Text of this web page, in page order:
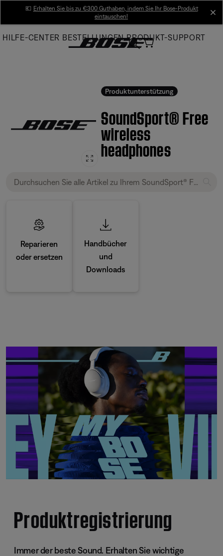
Main
💶 Erhalten Sie bis zu €300 Guthaben, indem Sie Ihr Bose-Produkt
eintauschen!
HILFE-CENTER BESTELLUNGEN PRODUKT-SUPPORT
Produktunterstützung
SoundSport® Free
wireless
headphones
Reparieren
oder ersetzen
Handbücher
und
Downloads
Produktregistrierung
Immer der beste Sound. Erhalten Sie wichtige